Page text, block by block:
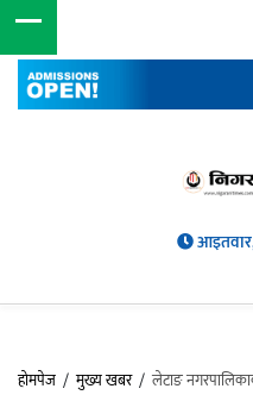
होमपेज /मुख्य खबर/ लेटाङ